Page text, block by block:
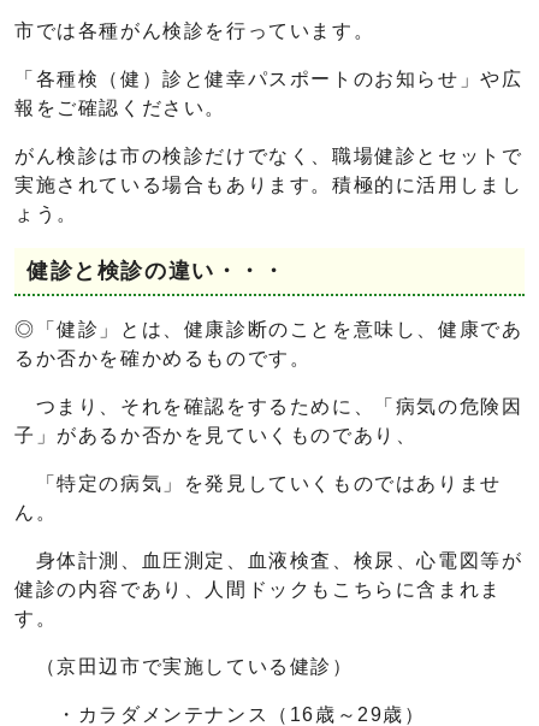
市では各種がん検診を行っています。
「各種検（健）診と健幸パスポートのお知らせ」や広
報をご確認ください。
がん検診は市の検診だけでなく、職場健診とセットで
実施されている場合もあります。積極的に活用しまし
ょう。
健診と検診の違い・・・
◎「健診」とは、健康診断のことを意味し、健康であ
るか否かを確かめるものです。
つまり、それを確認をするために、「病気の危険因
子」があるか否かを見ていくものであり、
「特定の病気」を発見していくものではありませ
ん。
身体計測、血圧測定、血液検査、検尿、心電図等が
健診の内容であり、人間ドックもこちらに含まれま
す。
（京田辺市で実施している健診）
・カラダメンテナンス（16歳～29歳）